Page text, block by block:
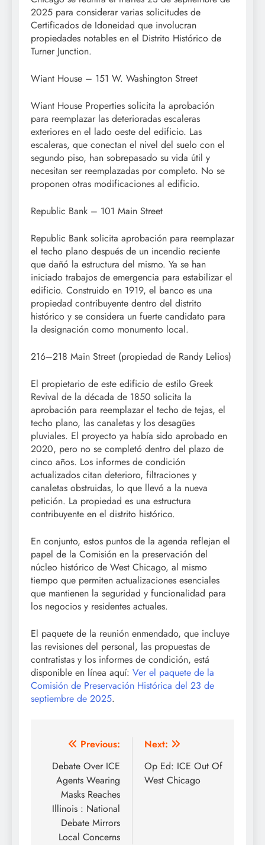
2025 para considerar varias solicitudes de
Certificados de Idoneidad que involucran
propiedades notables en el Distrito Histórico de
Turner Junction.
Wiant House – 151 W. Washington Street
Wiant House Properties solicita la aprobación
para reemplazar las deterioradas escaleras
exteriores en el lado oeste del edificio. Las
escaleras, que conectan el nivel del suelo con el
segundo piso, han sobrepasado su vida útil y
necesitan ser reemplazadas por completo. No se
proponen otras modificaciones al edificio.
Republic Bank – 101 Main Street
Republic Bank solicita aprobación para reemplazar
el techo plano después de un incendio reciente
que dañó la estructura del mismo. Ya se han
iniciado trabajos de emergencia para estabilizar el
edificio. Construido en 1919, el banco es una
propiedad contribuyente dentro del distrito
histórico y se considera un fuerte candidato para
la designación como monumento local.
216–218 Main Street (propiedad de Randy Lelios)
El propietario de este edificio de estilo Greek
Revival de la década de 1850 solicita la
aprobación para reemplazar el techo de tejas, el
techo plano, las canaletas y los desagües
pluviales. El proyecto ya había sido aprobado en
2020, pero no se completó dentro del plazo de
cinco años. Los informes de condición
actualizados citan deterioro, filtraciones y
canaletas obstruidas, lo que llevó a la nueva
petición. La propiedad es una estructura
contribuyente en el distrito histórico.
En conjunto, estos puntos de la agenda reflejan el
papel de la Comisión en la preservación del
núcleo histórico de West Chicago, al mismo
tiempo que permiten actualizaciones esenciales
que mantienen la seguridad y funcionalidad para
los negocios y residentes actuales.
El paquete de la reunión enmendado, que incluye
las revisiones del personal, las propuestas de
contratistas y los informes de condición, está
disponible en línea aquí: Ver el paquete de la
Comisión de Preservación Histórica del 23 de
septiembre de 2025.
Post
navigation
Previous:
Debate Over ICE
Agents Wearing
Masks Reaches
Illinois : National
Debate Mirrors
Local Concerns
Next:
Op Ed: ICE Out Of
West Chicago